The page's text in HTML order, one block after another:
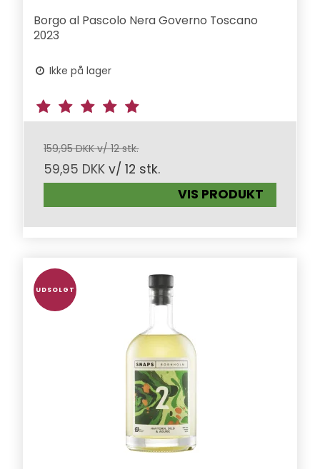
Borgo al Pascolo Nera Governo Toscano
2023
Ikke på lager
159,95 DKK v/ 12 stk.
59,95 DKK v/ 12 stk.
VIS PRODUKT
UDSOLGT